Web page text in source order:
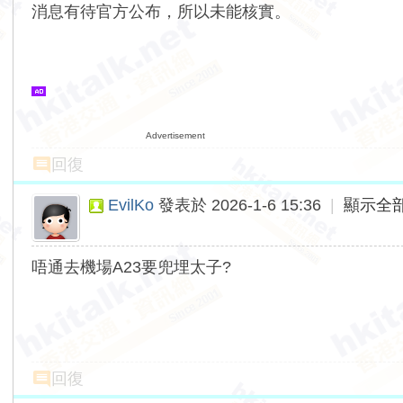
消息有待官方公布，所以未能核實。
Advertisement
回復
EvilKo 發表於 2026-1-6 15:36 顯示全
唔通去機場A23要兜埋太子?
回復